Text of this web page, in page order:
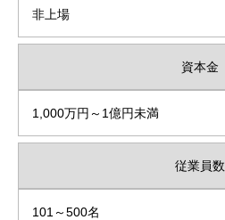
非上場
資本金
1,000万円～1億円未満
従業員数
101～500名